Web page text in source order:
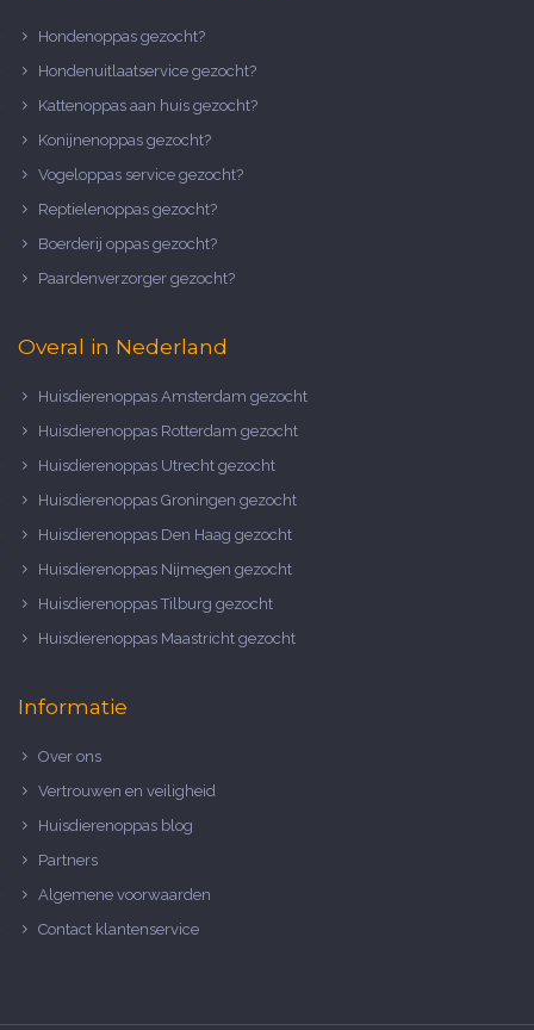
Hondenoppas gezocht?
Hondenuitlaatservice gezocht?
Kattenoppas aan huis gezocht?
Konijnenoppas gezocht?
Vogeloppas service gezocht?
Reptielenoppas gezocht?
Boerderij oppas gezocht?
Paardenverzorger gezocht?
Overal in Nederland
Huisdierenoppas Amsterdam gezocht
Huisdierenoppas Rotterdam gezocht
Huisdierenoppas Utrecht gezocht
Huisdierenoppas Groningen gezocht
Huisdierenoppas Den Haag gezocht
Huisdierenoppas Nijmegen gezocht
Huisdierenoppas Tilburg gezocht
Huisdierenoppas Maastricht gezocht
Informatie
Over ons
Vertrouwen en veiligheid
Huisdierenoppas blog
Partners
Algemene voorwaarden
Contact klantenservice